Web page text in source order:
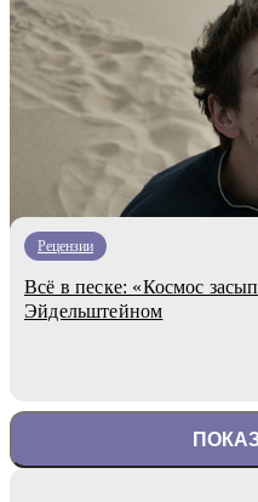
Рецензии
Всё в песке: «Космос
Эйдельштейном